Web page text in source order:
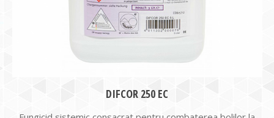
DIFCOR 250 EC